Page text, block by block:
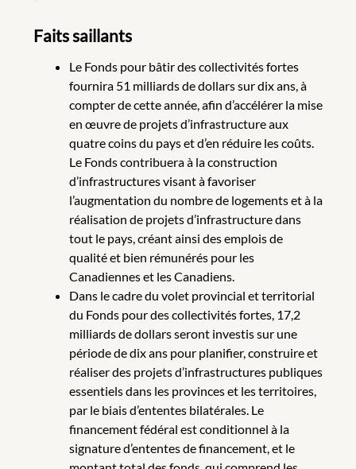
Faits saillants
Le Fonds pour bâtir des collectivités fortes
fournira 51 milliards de dollars sur dix ans, à
compter de cette année, afin d’accélérer la mise
en œuvre de projets d’infrastructure aux
quatre coins du pays et d’en réduire les coûts.
Le Fonds contribuera à la construction
d’infrastructures visant à favoriser
l’augmentation du nombre de logements et à la
réalisation de projets d’infrastructure dans
tout le pays, créant ainsi des emplois de
qualité et bien rémunérés pour les
Canadiennes et les Canadiens.
Dans le cadre du volet provincial et territorial
du Fonds pour des collectivités fortes, 17,2
milliards de dollars seront investis sur une
période de dix ans pour planifier, construire et
réaliser des projets d’infrastructures publiques
essentiels dans les provinces et les territoires,
par le biais d’ententes bilatérales. Le
financement fédéral est conditionnel à la
signature d’ententes de financement, et le